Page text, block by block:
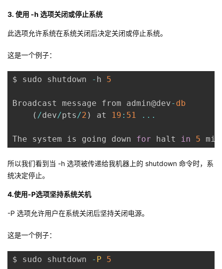
课
程
的
认
证
我
的
实
验
我
的
收
藏
术
支
持
云
声
建
议
3. 使用 -h 选项关闭或停止系统
此选项允许系统在系统关闭后决定关闭或停止系统。
这是一个例子：
$ sudo shutdown - h 5
Broadcast message from admin@dev- db
( /dev/pts/2 ) at 19 : 51 ...
The system is going down for halt in 5
所以我们看到当 -h 选项被传递给我机器上的 shutdown 命令时，系
统决定停止。
4.使用-P选项坚持系统关机
-P 选项允许用户在系统关闭后坚持关闭电源。
这是一个例子：
$ sudo shutdown - P 5